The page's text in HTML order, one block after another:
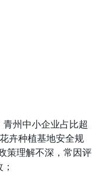
青州中小企业占比超
卉种植基地安全规
策理解不深，常因评